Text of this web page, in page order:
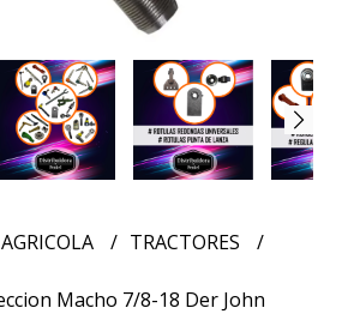
TRACTORES
Macho 7/8-18 Der John